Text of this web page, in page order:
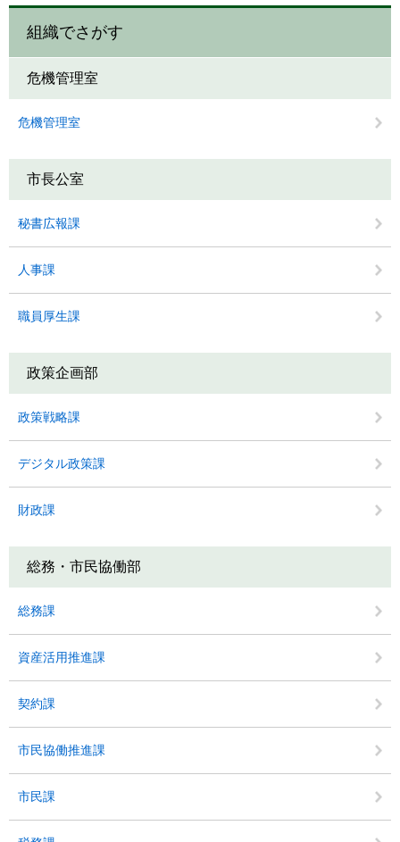
組織でさがす
危機管理室
危機管理室
市長公室
秘書広報課
人事課
職員厚生課
政策企画部
政策戦略課
デジタル政策課
財政課
総務・市民協働部
総務課
資産活用推進課
契約課
市民協働推進課
市民課